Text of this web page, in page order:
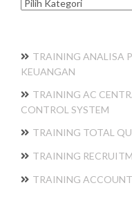
Kategori
TRAINING ANALISA
KEUANGAN
TRAINING AC
CONTROL SYSTEM
TRAINING TOTAL
TRAINING
TRAINING